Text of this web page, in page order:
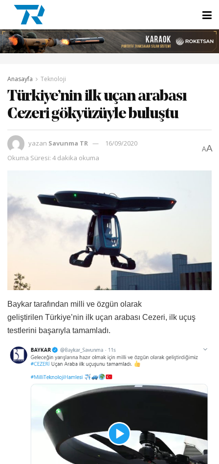
Anasayfa Teknoloji
Türkiye’nin ilk uçan arabası
Cezeri gökyüzüyle buluştu
yazan Savunma TR
16/09/2020
Okuma Süresi: 4 dakika okuma
AA
Baykar tarafından milli ve özgün olarak
geliştirilen Türkiye’nin ilk uçan arabası Cezeri, ilk uçuş
testlerini başarıyla tamamladı.